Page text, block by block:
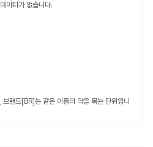
이터가 없습니다.
랜드[BR]는 같은 이름의 약을 묶는 단위입니